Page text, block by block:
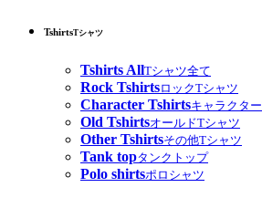
TshirtsTシャツ
Tshirts AllTシャツ全て
Rock TshirtsロックTシャツ
Character Tshirtsキャラクタ
Old TshirtsオールドTシャツ
Other Tshirtsその他Tシャツ
Tank topタンクトップ
Polo shirtsポロシャツ